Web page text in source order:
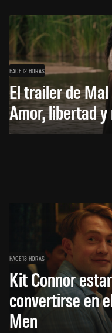
HACE 12 HORAS
El trailer de
Amor, libertad
HACE 13 HORAS
Kit Connor
convertirse en
Men